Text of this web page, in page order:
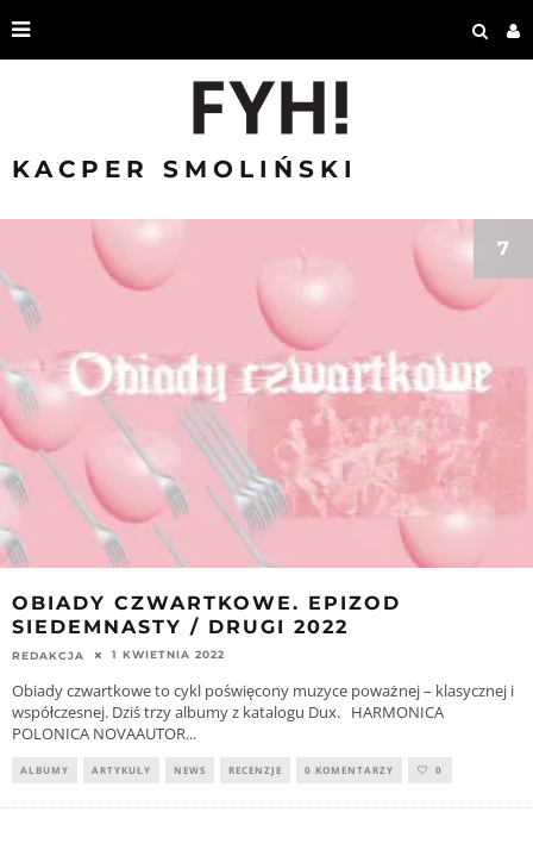
KACPER SMOLIŃSKI
7
OBIADY CZWARTKOWE. EPIZOD
SIEDEMNASTY / DRUGI 2022
REDAKCJA 1 KWIETNIA 2022
Obiady czwartkowe to cykl poświęcony muzyce poważnej – klasycznej i
współczesnej. Dziś trzy albumy z katalogu Dux. HARMONICA
POLONICA NOVAAUTOR...
ALBUMY ARTYKUŁY NEWS RECENZJE 0 KOMENTARZY 0